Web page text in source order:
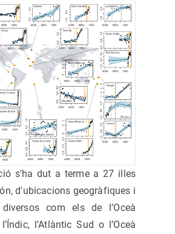
s'ha dut a terme a 27 illes
d'ubicacions geogràfiques i
com els de l’Oceà
l’Atlàntic Sud o l’Oceà